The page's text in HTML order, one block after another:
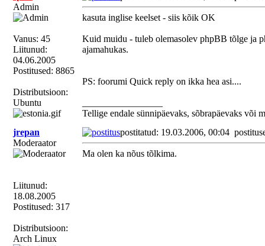
Admin
Vanus: 45
Liitunud:
04.06.2005
Postitused: 8865
Distributsioon:
Ubuntu
kasuta inglise keelset - siis kõik OK
Kuid muidu - tuleb olemasolev phpBB tõlge ja
ajamahukas.
PS: foorumi Quick reply on ikka hea asi....
Tellige endale sünnipäevaks, sõbrapäevaks või
jrepan
Moderaator
Liitunud:
18.08.2005
Postitused: 317
Distributsioon:
Arch Linux
postitatud: 19.03.2006, 00:04
Ma olen ka nõus tõlkima.